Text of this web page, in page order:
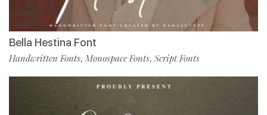
Bella Hestina Font
Handwritten Fonts, Monospace Fonts, Script Fonts